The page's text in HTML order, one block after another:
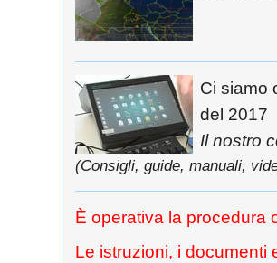
Ci siamo
del 2017
Il nostro
(Consigli, guide, manuali,
È operativa la procedura
Le istruzioni, i documenti